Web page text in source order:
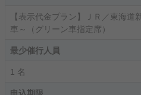
【表示代金プラン】ＪＲ／東海道
車～（グリーン車指定席）
最少催行人員
1 名